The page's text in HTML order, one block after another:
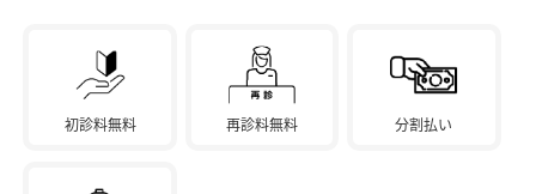
初診料無料 再診料無料 分割払い